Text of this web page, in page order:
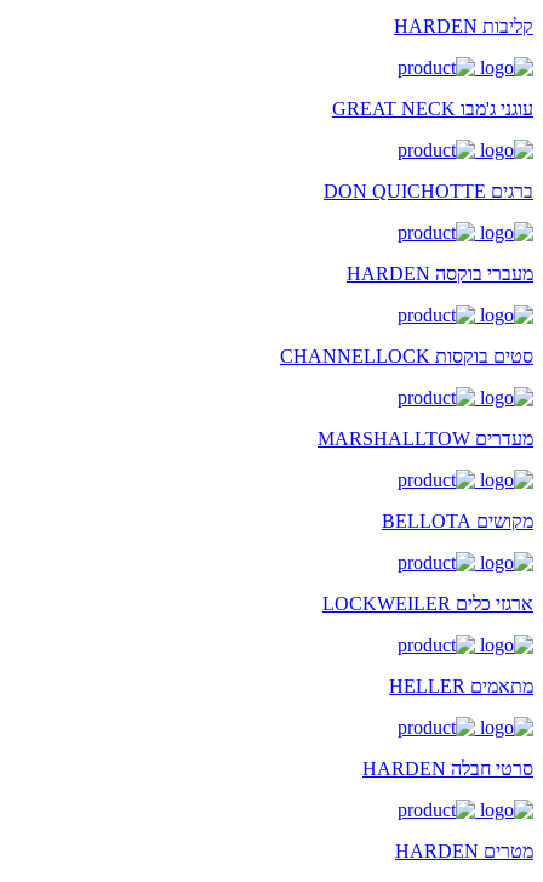
קליבות HARDEN
עוגני ג'מבו GREAT NECK
ברגים DON QUICHOTTE
מעברי בוקסה HARDEN
סטים בוקסות CHANNELLOCK
מעדרים MARSHALLTOW
מקושים BELLOTA
ארגזי כלים LOCKWEILER
מתאמים HELLER
סרטי חבלה HARDEN
מטרים HARDEN